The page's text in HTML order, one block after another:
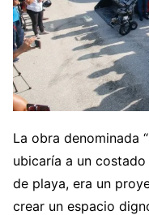
La obra denominada
ubicaría a un
de playa, era un
crear un espacio